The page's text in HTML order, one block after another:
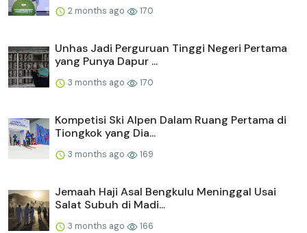
2 months ago 170
Unhas Jadi Perguruan Tinggi Negeri Pertama
yang Punya Dapur ...
3 months ago 170
Kompetisi Ski Alpen Dalam Ruang Pertama di
Tiongkok yang Dia...
3 months ago 169
Jemaah Haji Asal Bengkulu Meninggal Usai
Salat Subuh di Madi...
3 months ago 166